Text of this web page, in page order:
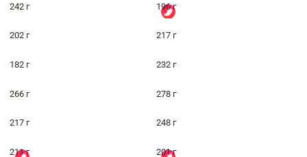
242 г 196 г
202 г 217 г
182 г 232 г
266 г 278 г
217 г 248 г
211 г 201 г